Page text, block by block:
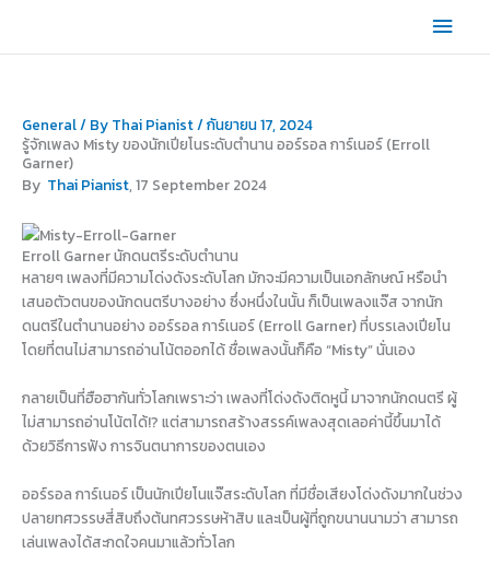
content
Main
General/ By Thai Pianist/กันยายน 17, 2024
รู้จักเพลง Misty ของนักเปียโนระดับตำนาน ออร์รอล การ์เนอร์ (Erroll
Garner)
By Thai Pianist, 17 September 2024
Erroll Garner นักดนตรีระดับตำนาน
หลายๆ เพลงที่มีความโด่งดังระดับโลก มักจะมีความเป็นเอกลักษณ์ หรือนำ
เสนอตัวตนของนักดนตรีบางอย่าง ซึ่งหนึ่งในนั้น ก็เป็นเพลงแจ๊ส จากนัก
ดนตรีในตำนานอย่าง ออร์รอล การ์เนอร์ (Erroll Garner) ที่บรรเลงเปียโน
โดยที่ตนไม่สามารถอ่านโน้ตออกได้ ชื่อเพลงนั้นก็คือ “Misty” นั่นเอง
กลายเป็นที่ฮือฮากันทั่วโลกเพราะว่า เพลงที่โด่งดังติดหูนี้ มาจากนักดนตรี ผู้
ไม่สามารถอ่านโน้ตได้!? แต่สามารถสร้างสรรค์เพลงสุดเลอค่านี้ขึ้นมาได้
ด้วยวิธีการฟัง การจินตนาการของตนเอง
ออร์รอล การ์เนอร์ เป็นนักเปียโนแจ๊สระดับโลก ที่มีชื่อเสียงโด่งดังมากในช่วง
ปลายทศวรรษสี่สิบถึงต้นทศวรรษห้าสิบ และเป็นผู้ที่ถูกขนานนามว่า สามารถ
เล่นเพลงได้สะกดใจคนมาแล้วทั่วโลก